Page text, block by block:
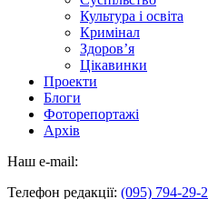
Культура і освіта
Кримінал
Здоров’я
Цікавинки
Проекти
Блоги
Фоторепортажі
Архів
Наш e-mail:
Телефон редакції: (095) 794-29-